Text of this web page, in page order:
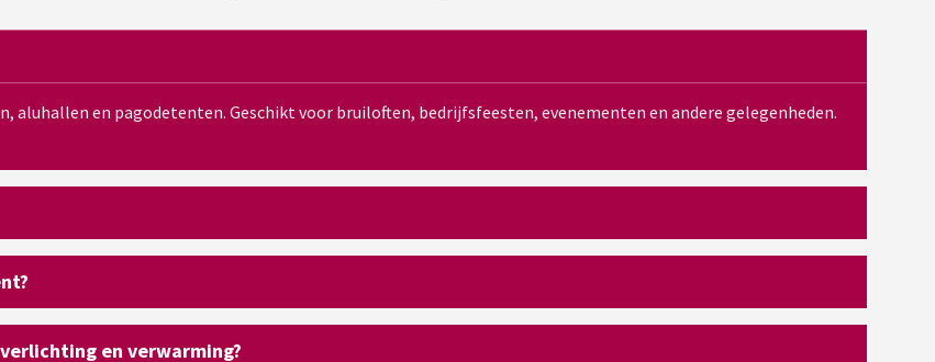
en pagodetenten. Geschikt voor bruiloften, bedrijfsfeesten, evenementen en andere gelegenheden.
en verwarming?